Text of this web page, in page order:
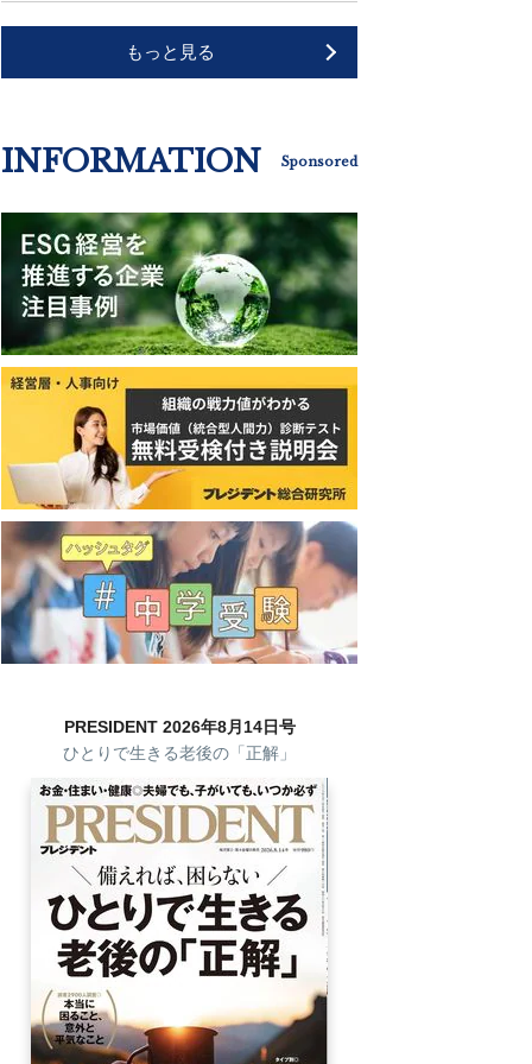
もっと見る
INFORMATION Sponsored
PRESIDENT 2026年8月14日号
ひとりで生きる老後の「正解」